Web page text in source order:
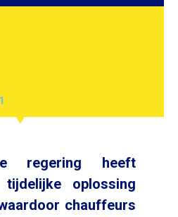
regering heeft
oplossing
chauffeurs